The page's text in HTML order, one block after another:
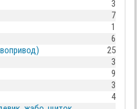
3
7
1
6
25
3
9
3
4